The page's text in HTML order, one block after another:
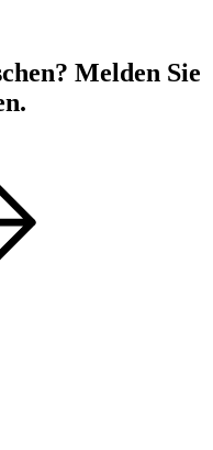
Melden Sie